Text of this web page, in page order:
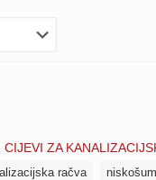
4.50 KM
CIJEVI ZA
račva